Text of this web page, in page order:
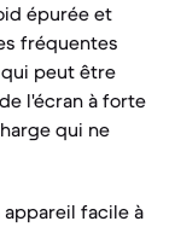
épurée et
fréquentes
peut être
l'écran à forte
qui ne
facile à